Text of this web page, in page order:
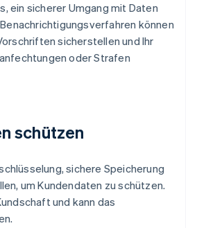
ein sicherer Umgang mit Daten
können
sicherstellen und Ihr
oder Strafen
schützen
sichere Speicherung
um Kundendaten zu schützen.
und kann das